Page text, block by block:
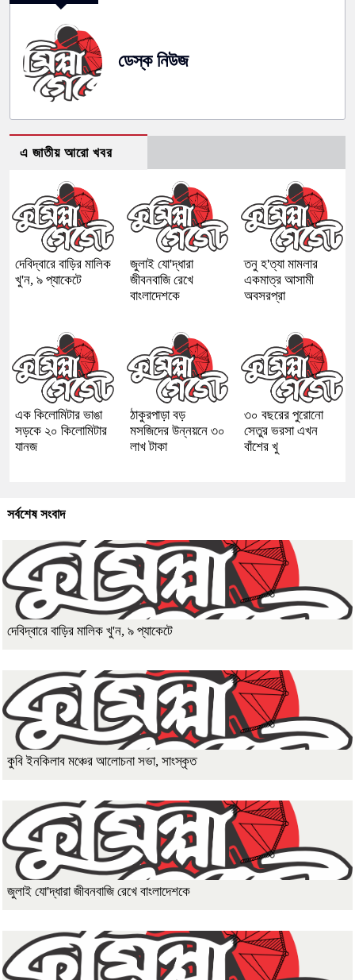
ডেস্ক নিউজ
এ জাতীয় আরো খবর
দেবিদ্বারে বাড়ির মালিক
খু'ন, ৯ প্যাকেটে
জুলাই যো'দ্ধারা
জীবনবাজি রেখে
বাংলাদেশকে
তনু হ'ত্যা মামলার
একমাত্র আসামী
অবসরপ্রা
এক কিলোমিটার ভাঙা
সড়কে ২০ কিলোমিটার
যানজ
ঠাকুরপাড়া বড়
মসজিদের উন্নয়নে ৩০
লাখ টাকা
৩০ বছরের পুরোনো
সেতুর ভরসা এখন
বাঁশের খু
সর্বশেষ সংবাদ
দেবিদ্বারে বাড়ির মালিক খু'ন, ৯ প্যাকেটে
কুবি ইনকিলাব মঞ্চের আলোচনা সভা, সাংস্কৃত
জুলাই যো'দ্ধারা জীবনবাজি রেখে বাংলাদেশকে